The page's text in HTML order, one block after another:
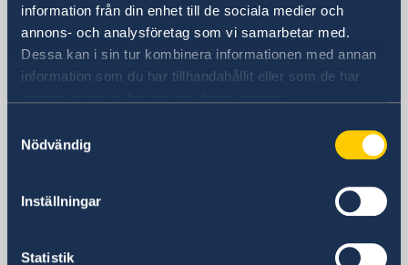
information från din enhet till de sociala medier och
annons- och analysföretag som vi samarbetar med.
Dessa kan i sin tur kombinera informationen med annan
information som du har tillhandahållit eller som de har
Nödvändig
Inställningar
Statistik
Visiting address
Daeha Business Center, 15th floor
360 Kim Ma Street
Ba Dinh District
Hanoi
Daeha Business Center, 15th floor
Ba Dinh District
Hanoi